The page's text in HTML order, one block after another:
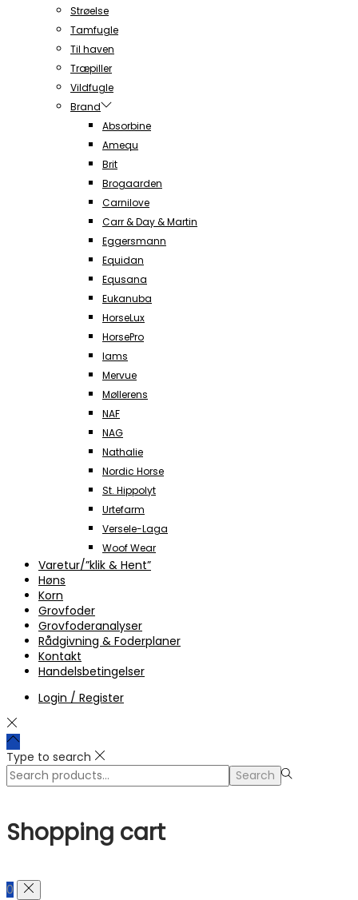
Strøelse
Tamfugle
Til haven
Træpiller
Vildfugle
Brand
Absorbine
Amequ
Brit
Brogaarden
Carnilove
Carr & Day & Martin
Eggersmann
Equidan
Equsana
Eukanuba
HorseLux
HorsePro
Iams
Mervue
Møllerens
NAF
NAG
Nathalie
Nordic Horse
St. Hippolyt
Urtefarm
Versele-Laga
Woof Wear
Varetur/”klik & Hent”
Høns
Korn
Grovfoder
Grovfoderanalyser
Rådgivning & Foderplaner
Kontakt
Handelsbetingelser
Login / Register
Type to search
Search
for:>
Search
Shopping cart
0